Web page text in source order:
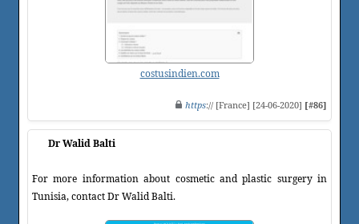
costusindien.com
https:// [France] [24-06-2020] [#86]
Dr Walid Balti
For more information about cosmetic and plastic surgery in
Tunisia, contact Dr Walid Balti.